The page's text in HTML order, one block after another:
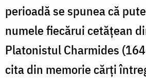
perioadă se spunea că
numele fiecărui cetățean
Platonistul Charmides
cita din memorie cărți